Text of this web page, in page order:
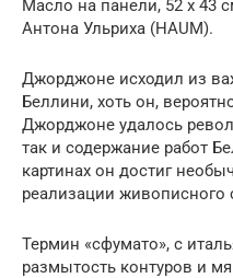
Масло на панели, 52 x 43
Антона Ульриха (HAUM).
Джорджоне исходил из
Беллини, хоть он,
Джорджоне удалось
так и содержание работ
картинах он достиг
реализации живописного
Термин «сфумато», с
размытость контуров и